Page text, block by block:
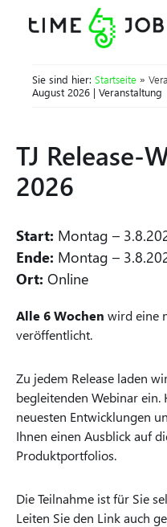
Sie sind hier: Startseite »
August 2026 | Veranstaltung
TJ Release-
2026
Start: Montag –
Ende: Montag –
Ort: Online
Alle 6 Wochen wird eine
veröffentlicht.
Zu jedem Release laden
begleitenden Webinar
neuesten Entwicklungen
Ihnen einen Ausblick auf
Produktportfolios.
Die Teilnahme ist für Sie
Leiten Sie den Link auch